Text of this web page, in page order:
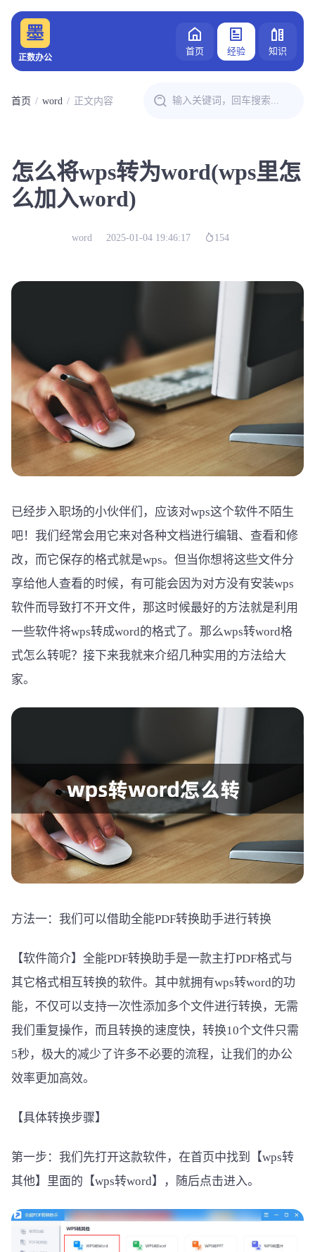
正数办公
首页 经验 知识
首页 word 正文内容
怎么将wps转为word(wps里怎
么加入word)
word 2025-01-04 19:46:17 154
已经步入职场的小伙伴们，应该对wps这个软件不陌生
吧！我们经常会用它来对各种文档进行编辑、查看和修
改，而它保存的格式就是wps。但当你想将这些文件分
享给他人查看的时候，有可能会因为对方没有安装wps
软件而导致打不开文件，那这时候最好的方法就是利用
一些软件将wps转成word的格式了。那么wps转word格
式怎么转呢？接下来我就来介绍几种实用的方法给大
家。
方法一：我们可以借助全能PDF转换助手进行转换
【软件简介】全能PDF转换助手是一款主打PDF格式与
其它格式相互转换的软件。其中就拥有wps转word的功
能，不仅可以支持一次性添加多个文件进行转换，无需
我们重复操作，而且转换的速度快，转换10个文件只需
5秒，极大的减少了许多不必要的流程，让我们的办公
效率更加高效。
【具体转换步骤】
第一步：我们先打开这款软件，在首页中找到【wps转
其他】里面的【wps转word】，随后点击进入。